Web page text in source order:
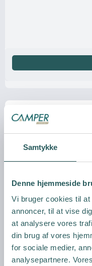
Samtykke
Denne hjemmeside
Vi bruger cookies til
annoncer, til at vise
at analysere vores
din brug af vores
for sociale medier,
analysepartnere.